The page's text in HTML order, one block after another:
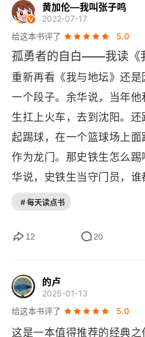
我的梦想
好运设计
记忆与印象1
轻轻地走与轻轻地来
消逝的钟声
我的幼儿园
二姥姥
一个人形空白
叛逆者
庙的回忆
九层大楼
黄加伦—我叫张子鸣
2022-07-17
给这本书评了
5.0
孤勇者的自白——我读《
重新再看《我与地坛》还
一个段子。余华说，当年
生扛上火车，去到沈阳。
起踢球，在一个篮球场上
作为龙门。那史铁生怎么
华说，史铁生当守门员，
哈哈大笑。这个段子让我看
苏童等等都是跟余华他们
他出丑吗？史铁生曾经写过
人连 “走”、“跑” 这样的字
是跟余华他们一起折腾，他
# 每天读点书
12 20
的卢
2025-01-13
给这本书评了
5.0
这是一本值得推荐的经典